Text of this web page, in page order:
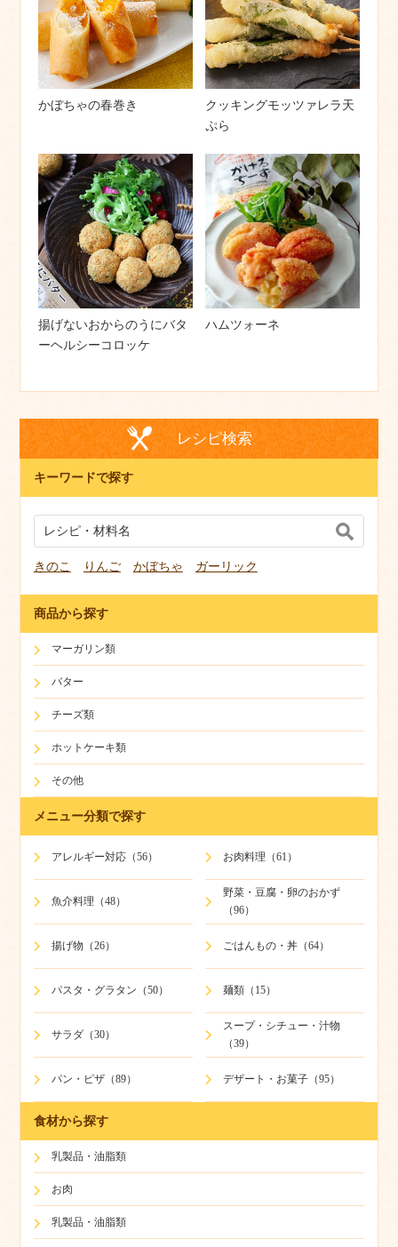
かぼちゃの春巻き
クッキングモッツァレラ天
ぷら
揚げないおからのうにバタ
ーヘルシーコロッケ
ハムツォーネ
レシピ検索
キーワードで探す
きのこ りんご かぼちゃ ガーリック
商品から探す
マーガリン類
バター
チーズ類
ホットケーキ類
その他
メニュー分類で探す
アレルギー対応（56） お肉料理（61）
魚介料理（48）
野菜・豆腐・卵のおかず
（96）
揚げ物（26） ごはんもの・丼（64）
パスタ・グラタン（50） 麺類（15）
サラダ（30）
スープ・シチュー・汁物
（39）
パン・ピザ（89） デザート・お菓子（95）
食材から探す
乳製品・油脂類
お肉
乳製品・油脂類